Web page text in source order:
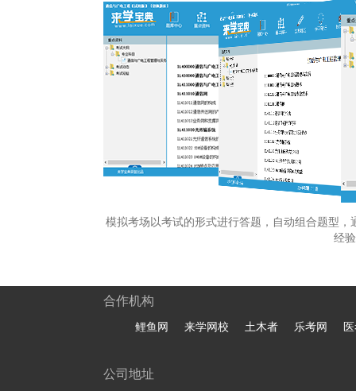
模拟考场以考试的形式进行答题，自动组合题型
经
合作机构
鲤鱼网 来学网校 土木者 乐考网
公司地址